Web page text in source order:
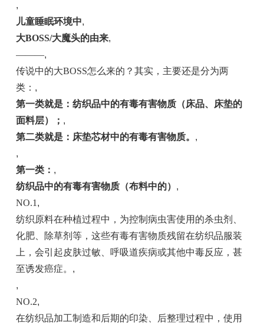
,
儿童睡眠环境中,
大BOSS/大魔头的由来,
———,
传说中的大BOSS怎么来的？其实，主要还是分为两
类： ,
第一类就是：纺织品中的有毒有害物质（床品、床垫的
面料层）； ,
第二类就是：床垫芯材中的有毒有害物质。 ,
,
第一类： ,
纺织品中的有毒有害物质（布料中的） ,
NO.1 ,
纺织原料在种植过程中，为控制病虫害使用的杀虫剂、
化肥、除草剂等，这些有毒有害物质残留在纺织品服装
上，会引起皮肤过敏、呼吸道疾病或其他中毒反应，甚
至诱发癌症。 ,
,
NO.2,
在纺织品加工制造和后期的印染、后整理过程中，使用